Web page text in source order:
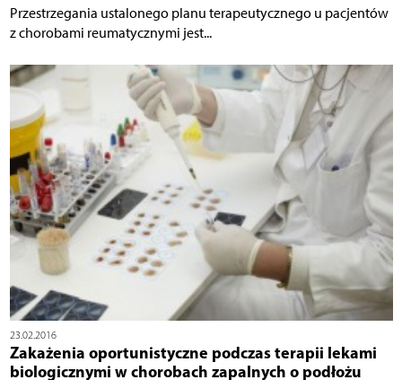
Przestrzegania ustalonego planu terapeutycznego u pacjentów
z chorobami reumatycznymi jest...
23.02.2016
Zakażenia oportunistyczne podczas terapii lekami
biologicznymi w chorobach zapalnych o podłożu